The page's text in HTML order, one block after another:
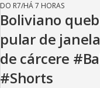
DO R7/HÁ 7 HORAS
Boliviano
pular de
de cárcere
#Shorts